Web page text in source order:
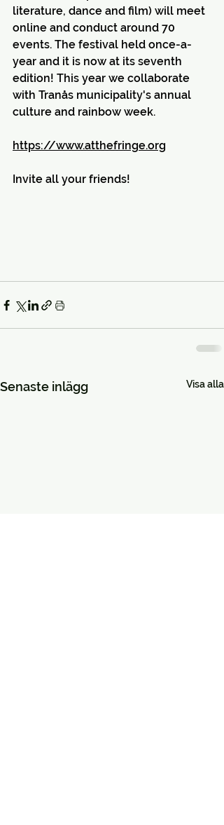
literature, dance and film) will meet
online and conduct around 70
events. The festival held once-a-
year and it is now at its seventh
edition! This year we collaborate
with Tranås municipality's annual
culture and rainbow week.
https://www.atthefringe.org
Invite all your friends!
Senaste inlägg Visa alla